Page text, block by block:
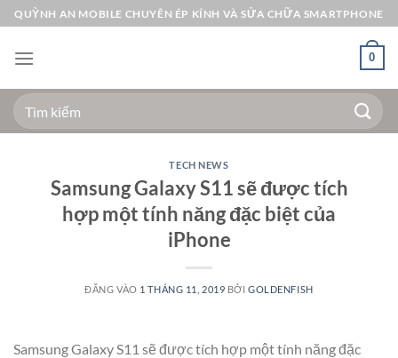
Bỏ
qua
nội
QUỲNH AN MOBILE CHUYÊN ÉP KÍNH VÀ SỬA CHỮA SMARTPHONE
0
Tìm
kiếm:
TECH NEWS
Samsung Galaxy S11 sẽ được tích
hợp một tính năng đặc biệt của
iPhone
ĐĂNG VÀO 1 THÁNG 11, 2019 BỞIGOLDENFISH
Samsung Galaxy S11 sẽ được tích hợp một tính năng đặc